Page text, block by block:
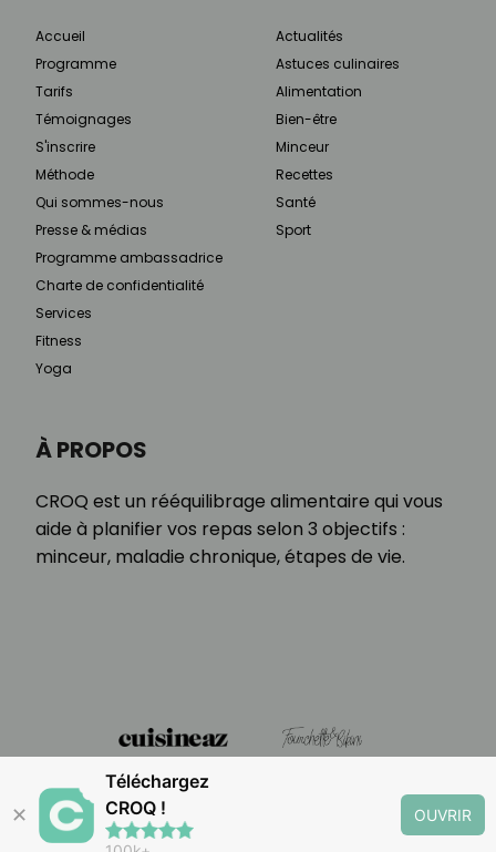
À PROPOS
CROQ est un rééquilibrage alimentaire qui vous
aide à planifier vos repas selon 3 objectifs :
minceur, maladie chronique, étapes de vie.
Accueil
Programme
Tarifs
Témoignages
S'inscrire
Méthode
Qui sommes-nous
Presse & médias
Programme ambassadrice
Charte de confidentialité
Services
Fitness
Yoga
Actualités
Astuces culinaires
Alimentation
Bien-être
Minceur
Recettes
Santé
Sport
✕
Téléchargez
CROQ !
OUVRIR